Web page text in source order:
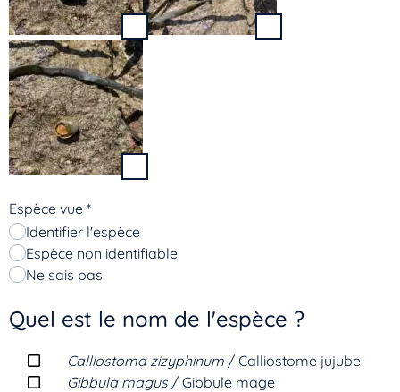
Espèce vue *
Identifier l'espèce
Espèce non identifiable
Ne sais pas
Quel est le nom de l'espèce ?
Calliostoma zizyphinum / Calliostome jujube
Gibbula magus/ Gibbule mage